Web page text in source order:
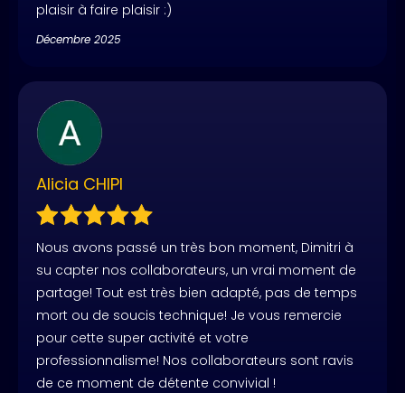
Alicia CHIPI
Nous avons passé un très bon moment, Dimitri à
su capter nos collaborateurs, un vrai moment de
partage! Tout est très bien adapté, pas de temps
mort ou de soucis technique! Je vous remercie
pour cette super activité et votre
professionnalisme! Nos collaborateurs sont ravis
de ce moment de détente convivial !
plaisir à faire plaisir :)
Décembre 2025